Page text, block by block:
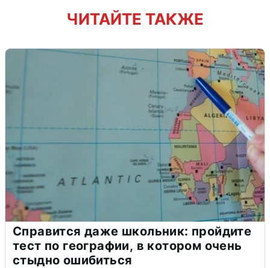
ЧИТАЙТЕ ТАКЖЕ
Справится даже школьник: пройдите
тест по географии, в котором очень
стыдно ошибиться